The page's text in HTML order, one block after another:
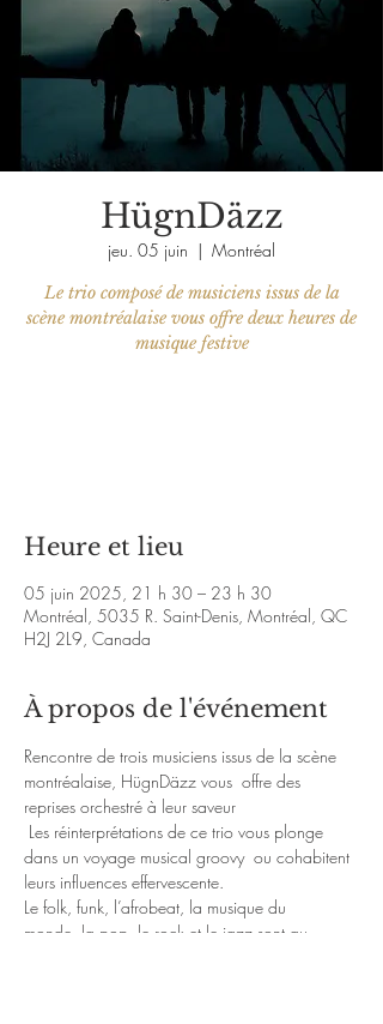
HügnDäzz
jeu. 05 juin
  |
Montréal
Le trio composé de musiciens issus de la
scène montréalaise vous offre deux heures de
musique festive
Heure et lieu
05 juin 2025, 21 h 30 – 23 h 30
Montréal, 5035 R. Saint-Denis, Montréal, QC
H2J 2L9, Canada
À propos de l'événement
Rencontre de trois musiciens issus de la scène
montréalaise, HügnDäzz vous  offre des
reprises orchestré à leur saveur
Les réinterprétations de ce trio vous plonge
dans un voyage musical groovy  ou cohabitent
leurs influences effervescente.
Le folk, funk, l’afrobeat, la musique du
monde, la pop, le rock et le jazz sont au